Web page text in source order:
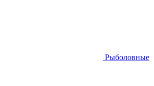
Рыболовные